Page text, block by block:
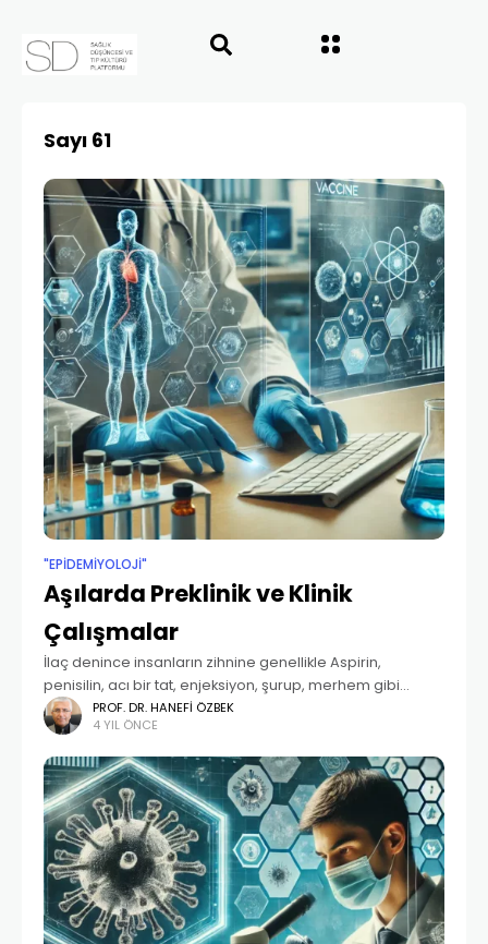
Sayı 61
"EPIDEMIYOLOJI"
Aşılarda Preklinik ve Klinik
Çalışmalar
İlaç denince insanların zihnine genellikle Aspirin,
penisilin, acı bir tat, enjeksiyon, şurup, merhem gibi
kelimeler gelmektedir. Ancak vitaminler, aşılar, tıbbi
mamalar söz konusu olduğunda, bunlar nedense sanki
ilaç değil de
PROF. DR. HANEFI ÖZBEK
4 YIL ÖNCE